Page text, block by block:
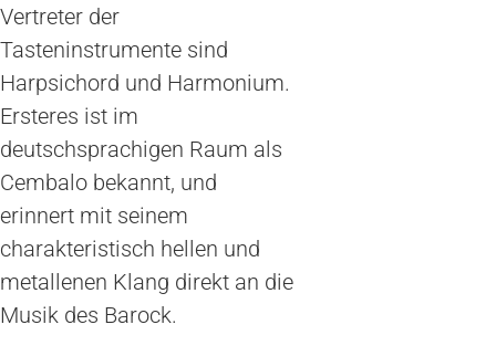
Vertreter der
Tasteninstrumente sind
Harpsichord und Harmonium.
Ersteres ist im
deutschsprachigen Raum als
Cembalo bekannt, und
erinnert mit seinem
charakteristisch hellen und
metallenen Klang direkt an die
Musik des Barock.